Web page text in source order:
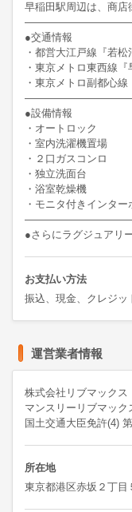
早稲田駅周辺は、商店
●交通情報
・都営大江戸線『若
・東京メトロ東西線
・東京メトロ副都心
●設備情報
・オートロック
・室内洗濯機置場
・２口ガスコンロ
・独立洗面台
・浴室乾燥機
・モニタ付きインター
●さらにラグジュアリ
お支払い方法
振込、現金、クレジ
運営業者情報
株式会社リブマックス
マンスリーリブマック
国土交通大臣免許(4)
所在地
東京都港区赤坂２丁目